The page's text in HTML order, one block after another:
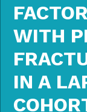
WITH
IN A